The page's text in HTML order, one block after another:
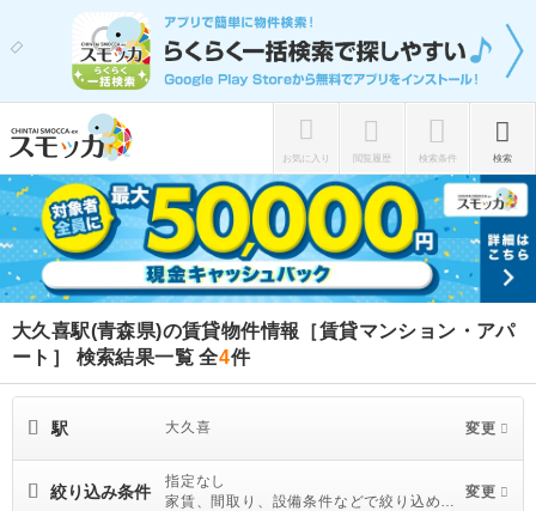
お気に入り 閲覧履歴 検索条件 検索
大久喜駅(青森県)の賃貸物件情報［賃貸マンション・アパ
ート］ 検索結果一覧全4件
駅 大久喜 変更
絞り込み条件
指定なし
家賃、間取り、設備条件などで絞り込めま
変更